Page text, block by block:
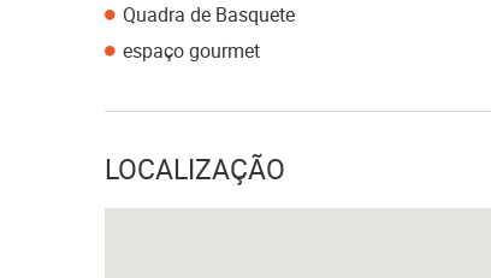
Quadra de Basquete
espaço gourmet
LOCALIZAÇÃO